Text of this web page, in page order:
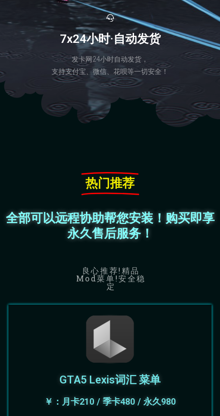
7x24小时·自动发货
发卡网24小时自动发货，
支持支付宝、微信、花呗等一切安全！
热门推荐
全部可以远程协助帮您安装！购买即享
永久售后服务！
良心推荐!精品
Mod菜单!安全稳
定
GTA5 Lexis词汇 菜单
￥：月卡210 / 季卡480 / 永久980